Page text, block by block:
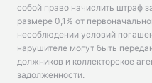
собой право начислить штраф
размере 0,1% от
несоблюдении условий
нарушителе могут быть
должников и коллекторское
задолженности.